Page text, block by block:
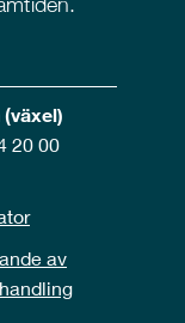
20 00
av